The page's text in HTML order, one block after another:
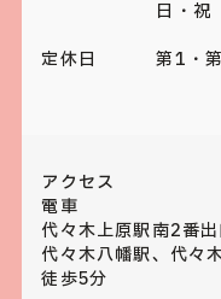
日・
定休日
第1・
アクセス
電車
代々木上原駅南2番
代々木八幡駅、代々
徒歩5分